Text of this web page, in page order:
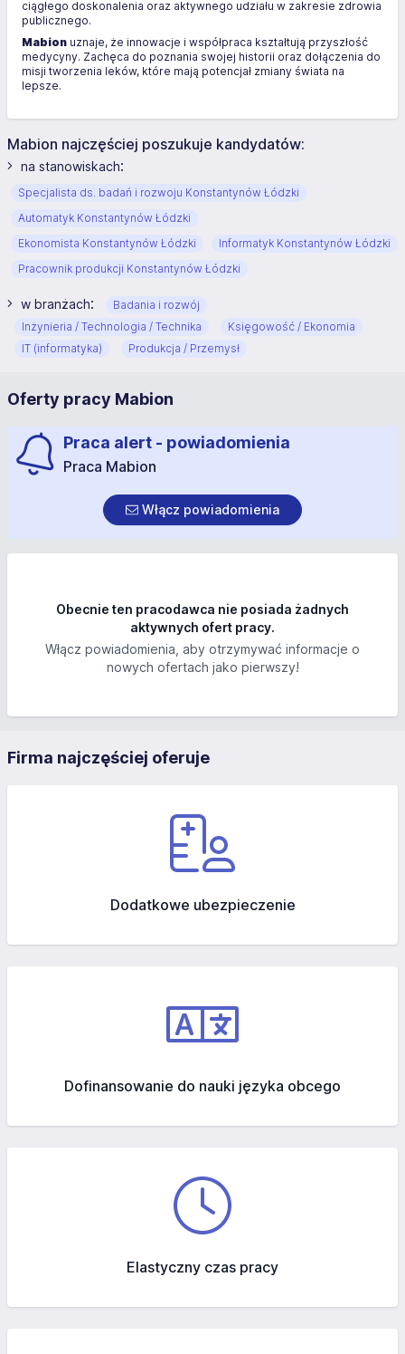
ciągłego doskonalenia oraz aktywnego udziału w zakresie zdrowia
publicznego.
Mabion uznaje, że innowacje i współpraca kształtują przyszłość
medycyny. Zachęca do poznania swojej historii oraz dołączenia do
misji tworzenia leków, które mają potencjał zmiany świata na
lepsze.
Mabion najczęściej poszukuje kandydatów:
na stanowiskach:
Specjalista ds. badań i rozwoju Konstantynów Łódzki
Automatyk Konstantynów Łódzki
Ekonomista Konstantynów Łódzki
Informatyk Konstantynów Łódzki
Pracownik produkcji Konstantynów Łódzki
w branżach:
Badania i rozwój
Inżynieria / Technologia / Technika
Księgowość / Ekonomia
IT (informatyka)
Produkcja / Przemysł
Oferty pracy Mabion
Praca alert - powiadomienia
Praca Mabion
Włącz powiadomienia
Obecnie ten pracodawca nie posiada żadnych
aktywnych ofert pracy.
Włącz powiadomienia, aby otrzymywać informacje o
nowych ofertach jako pierwszy!
Firma najczęściej oferuje
Dodatkowe ubezpieczenie
Dofinansowanie do nauki języka obcego
Elastyczny czas pracy